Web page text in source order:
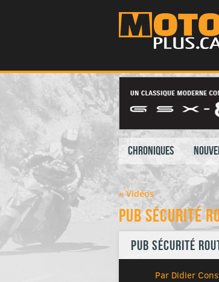
Chroniques
« Vidéos
Pub sécurité
Pub sécurité
Par Didier